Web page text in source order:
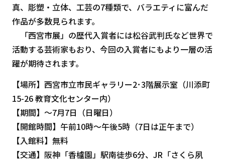
真、彫塑・立体、工芸の7種類で、バラエティに富んだ
作品が多数見られます。
「西宮市展」の歴代入賞者には松谷武判氏など世界で
活動する芸術家もおり、今回の入賞者にもより一層の活
躍が期待されます。
【場所】西宮市立市民ギャラリー2･3階展示室（川添町
15-26 教育文化センター内）
【期間】～7月7日（日曜日）
【開館時間】午前10時～午後5時（7日は正午まで）
【入館料】無料
【交通】阪神「香櫨園」駅南徒歩6分、JR「さくら夙